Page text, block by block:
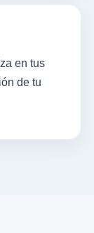
en tus
de tu